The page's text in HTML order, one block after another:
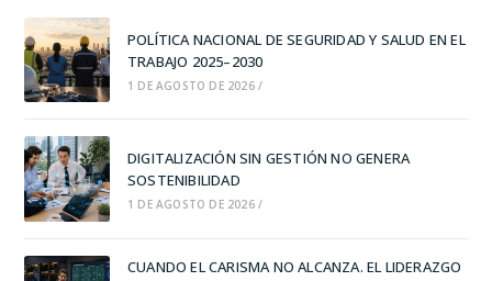
POLÍTICA NACIONAL DE SEGURIDAD Y SALUD EN EL
TRABAJO 2025–2030
1 DE AGOSTO DE 2026 /
DIGITALIZACIÓN SIN GESTIÓN NO GENERA
SOSTENIBILIDAD
1 DE AGOSTO DE 2026 /
CUANDO EL CARISMA NO ALCANZA. EL LIDERAZGO